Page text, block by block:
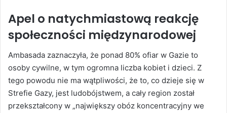
Apel o natychmiastową reakcję
społeczności międzynarodowej
Ambasada zaznaczyła, że ponad 80% ofiar w Gazie to
osoby cywilne, w tym ogromna liczba kobiet i dzieci. Z
tego powodu nie ma wątpliwości, że to, co dzieje się w
Strefie Gazy, jest ludobójstwem, a cały region został
przekształcony w „największy obóz koncentracyjny we